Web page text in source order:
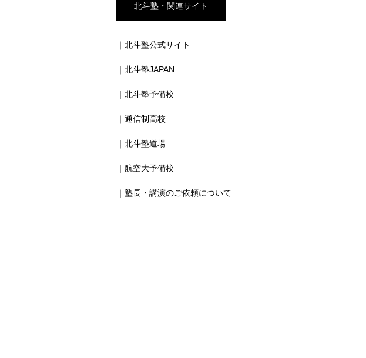
北斗塾・関連サイト
｜北斗塾公式サイト
｜北斗塾JAPAN
｜北斗塾予備校
｜通信制高校
｜北斗塾道場
｜航空大予備校
｜塾長・講演のご依頼について